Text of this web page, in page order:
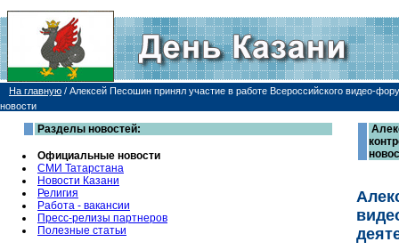
На главную / Алексей Песошин принял участие в работе Всероссийского видео-
новости
Разделы новостей:
Официальные новости
СМИ Татарстана
Новости Казани
Религия
Работа - вакансии
Пресс-релизы партнеров
Полезные статьи